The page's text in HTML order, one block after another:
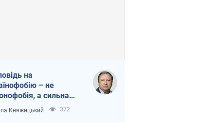
на
– не
а сильна
держава
Княжицький 372